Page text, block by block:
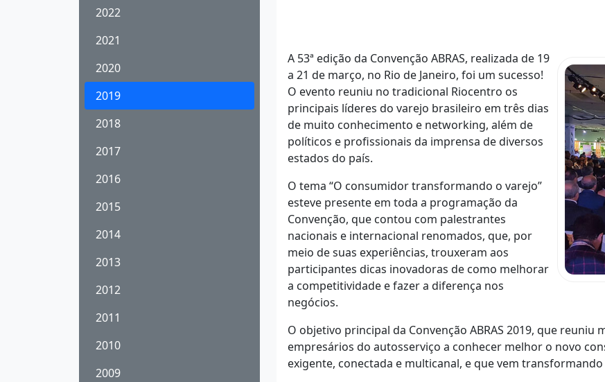
2022
2021
2020
2019
2018
2017
2016
2015
2014
2013
2012
2011
2010
2009
A 53ª edição da Convenção ABRAS, realizada de 19
a 21 de março, no Rio de Janeiro, foi um sucesso!
O evento reuniu no tradicional Riocentro os
principais líderes do varejo brasileiro em três dias
de muito conhecimento e networking, além de
políticos e profissionais da imprensa de diversos
estados do país.
O tema “O consumidor transformando o varejo”
esteve presente em toda a programação da
Convenção, que contou com palestrantes
nacionais e internacional renomados, que, por
meio de suas experiências, trouxeram aos
participantes dicas inovadoras de como melhorar
a competitividade e fazer a diferença nos
negócios.
O objetivo principal da Convenção ABRAS 2019, que reuniu
empresários do autosserviço a conhecer melhor o novo
exigente, conectada e multicanal, e que vem